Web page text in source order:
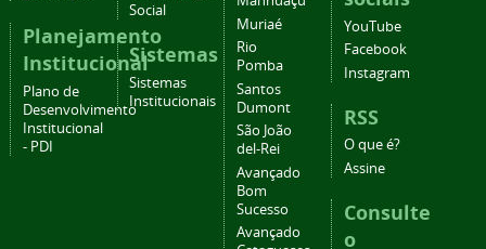
Planejamento
Institucional
Plano de
Desenvolvimento
Institucional
- PDI
Social
Sistemas
Sistemas
Institucionais
Muriaé
Rio
Pomba
Santos
Dumont
São João
del-Rei
Avançado
Bom
Sucesso
Avançado
YouTube
Facebook
Instagram
RSS
O que é?
Assine
Consulte
o